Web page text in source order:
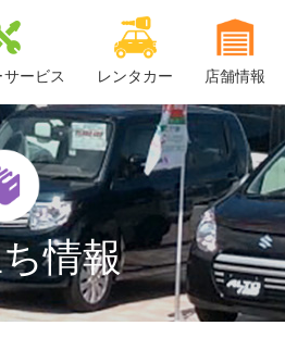
ービス
検
修理
金
ービス
レンタカー 店舗情報
感
情報